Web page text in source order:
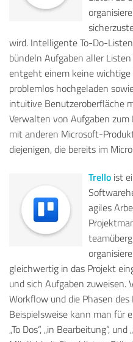
wird. Intelligente To-Do-
bündeln Aufgaben aller
entgeht einem keine
problemlos hochgeladen
intuitive Benutzeroberfläche
Verwalten von Aufgaben
mit anderen Microsoft-
diejenigen, die bereits im
Trello ist
agiles
gleichwertig in das Projekt
und sich Aufgaben zuweisen.
Workflow und die Phasen
Beispielsweise kann man für
„To Dos“, „in Bearbeitung“, und